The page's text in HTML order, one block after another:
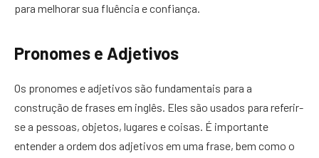
para melhorar sua fluência e confiança.
Pronomes e Adjetivos
Os pronomes e adjetivos são fundamentais para a
construção de frases em inglês. Eles são usados para referir-
se a pessoas, objetos, lugares e coisas. É importante
entender a ordem dos adjetivos em uma frase, bem como o